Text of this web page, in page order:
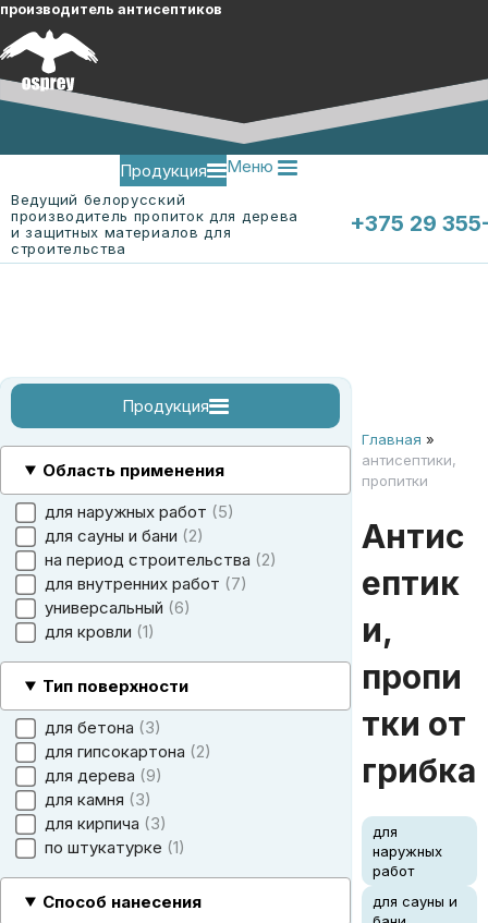
производитель антисептиков
Продукция Меню
Ведущий белорусский
производитель пропиток для дерева
и защитных материалов для
строительства
+375 29
Продукция
Область применения
для наружных работ
5
для сауны и бани 2
на период строительства 2
для внутренних работ
7
универсальный 6
для кровли 1
Тип поверхности
для бетона
3
для гипсокартона 2
для дерева 9
для камня
3
для кирпича
3
по штукатурке 1
Способ нанесения
Главная »
антисептики,
пропитки
Антис
ептик
и,
пропи
тки от
грибка
для
наружных
работ
для сауны и